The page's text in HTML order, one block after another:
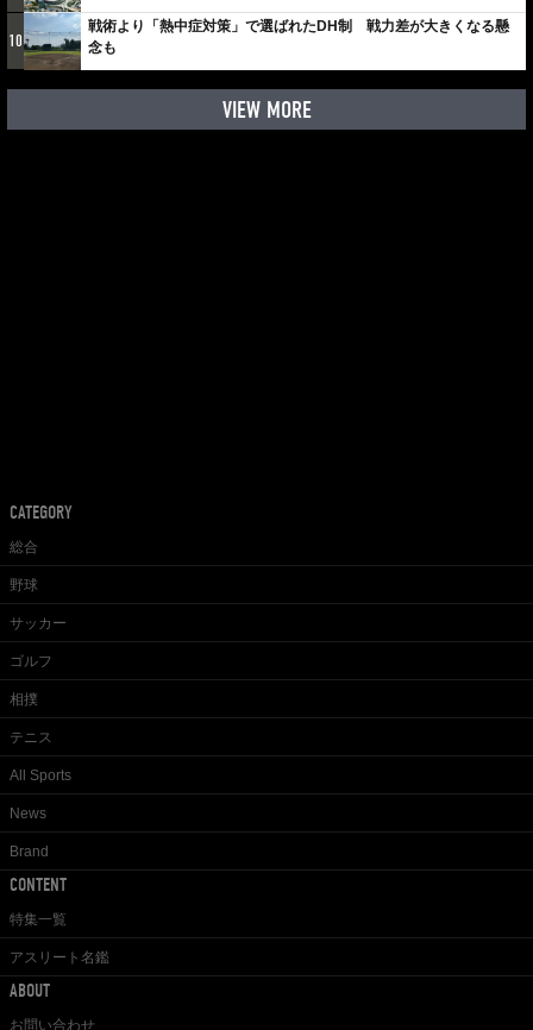
10
戦術より「熱中症対策」で選ばれたDH制 戦力差が大きくなる懸
念も
VIEW MORE
CATEGORY
総合
野球
サッカー
ゴルフ
相撲
テニス
All Sports
News
Brand
CONTENT
特集一覧
アスリート名鑑
ABOUT
お問い合わせ